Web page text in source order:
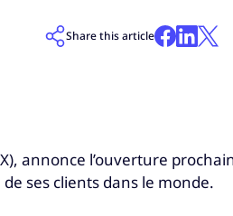
Share this article
annonce l’ouverture
ses clients dans le monde.